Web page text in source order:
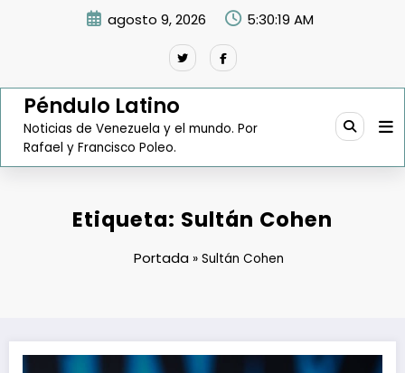
agosto 9, 2026 5:30:20 AM
Péndulo Latino
Noticias de Venezuela y el mundo. Por
Rafael y Francisco Poleo.
Etiqueta: Sultán Cohen
Portada» Sultán Cohen
Las propiedades secretas de un presunto testaferro de Diosdado